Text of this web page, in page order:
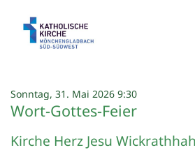
Sonntag, 31. Mai 2026 9:30:
Wort-Gottes-Feier
Kirche Herz Jesu